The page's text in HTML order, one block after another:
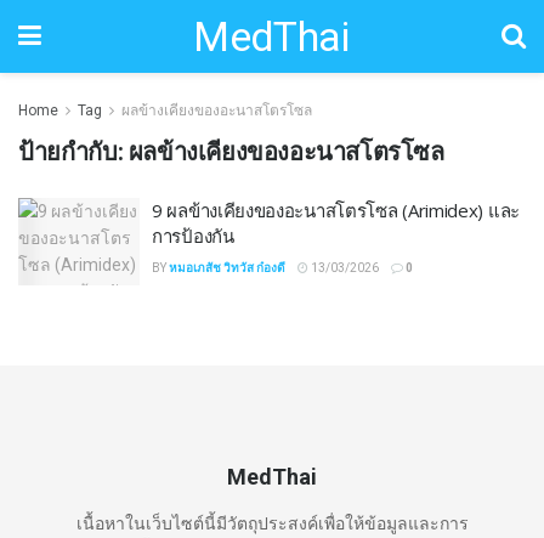
MedThai
Home Tag ผลข้างเคียงของอะนาสโตรโซล
ป้ายกำกับ: ผลข้างเคียงของอะนาสโตรโซล
9 ผลข้างเคียงของอะนาสโตรโซล (Arimidex) และ
การป้องกัน
BYหมอเภสัช วิทวัส ก๋องดี 13/03/2026 0
MedThai
เนื้อหาในเว็บไซต์นี้มีวัตถุประสงค์เพื่อให้ข้อมูลและการ